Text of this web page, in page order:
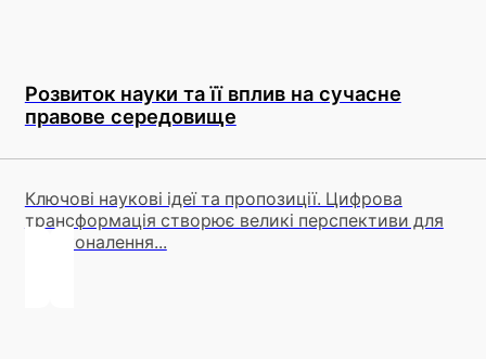
Розвиток науки та її вплив на сучасне
правове середовище
Ключові наукові ідеї та пропозиції. Цифрова
трансформація створює великі перспективи для
удосконалення...